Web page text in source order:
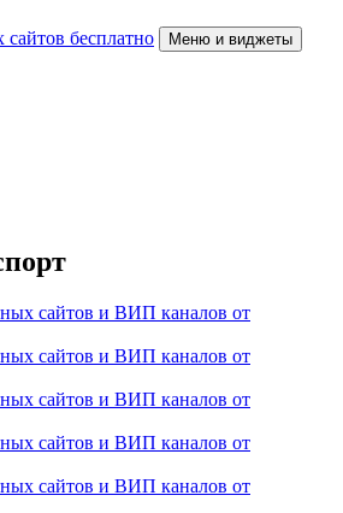
Меню и виджеты
сайтов и ВИП каналов от
сайтов и ВИП каналов от
сайтов и ВИП каналов от
сайтов и ВИП каналов от
сайтов и ВИП каналов от